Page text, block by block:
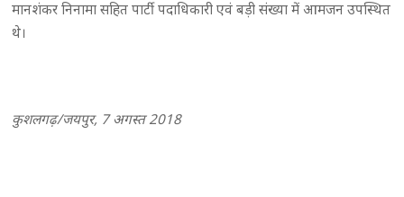
मानशंकर निनामा सहित पार्टी पदाधिकारी एवं बड़ी संख्या में आमजन उपस्थित
थे।
कुशलगढ़/जयपुर, 7 अगस्त 2018